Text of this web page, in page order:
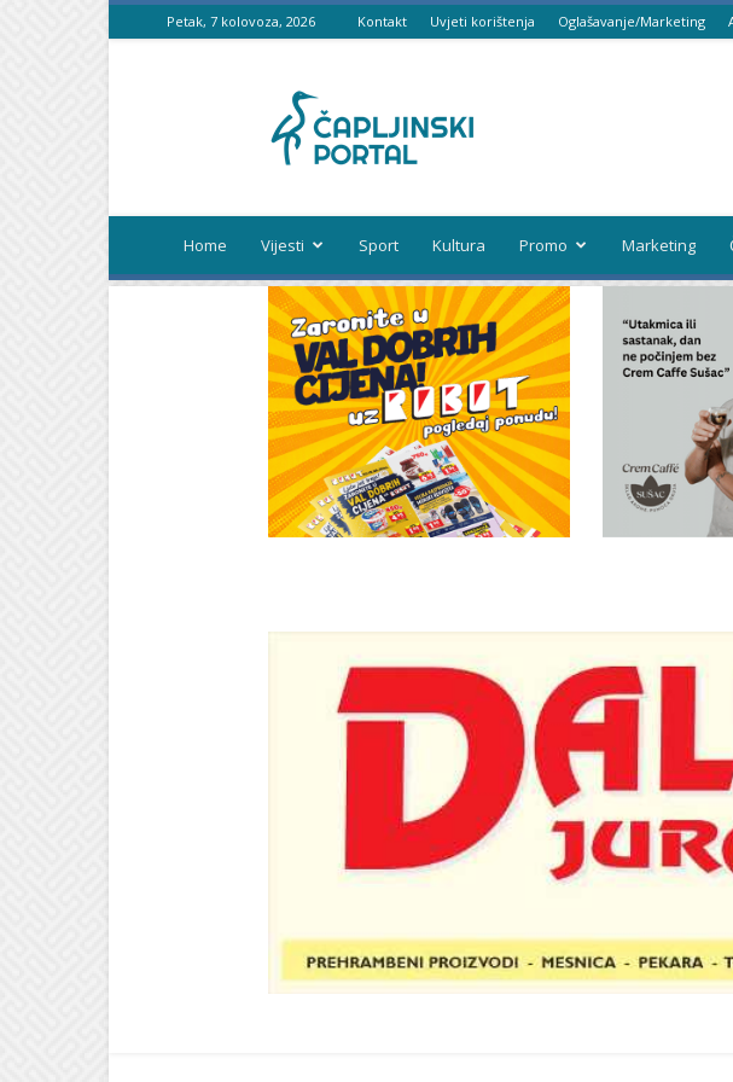
Petak, 7 kolovoza, 2026 Kontakt Uvjeti korištenja Oglašavanje/Marketing
portal
Home Vijesti Sport Kultura Promo Marketing